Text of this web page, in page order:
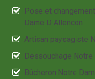
Pose et
Dame D Allencon
Artisan paysagiste
Dessouchage Notre
Bûcheron Notre